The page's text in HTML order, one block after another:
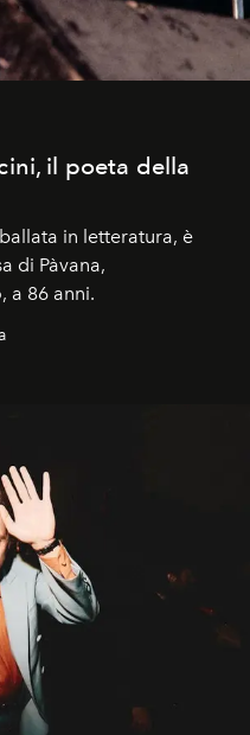
il poeta della
in letteratura, è
di Pàvana,
a 86 anni.